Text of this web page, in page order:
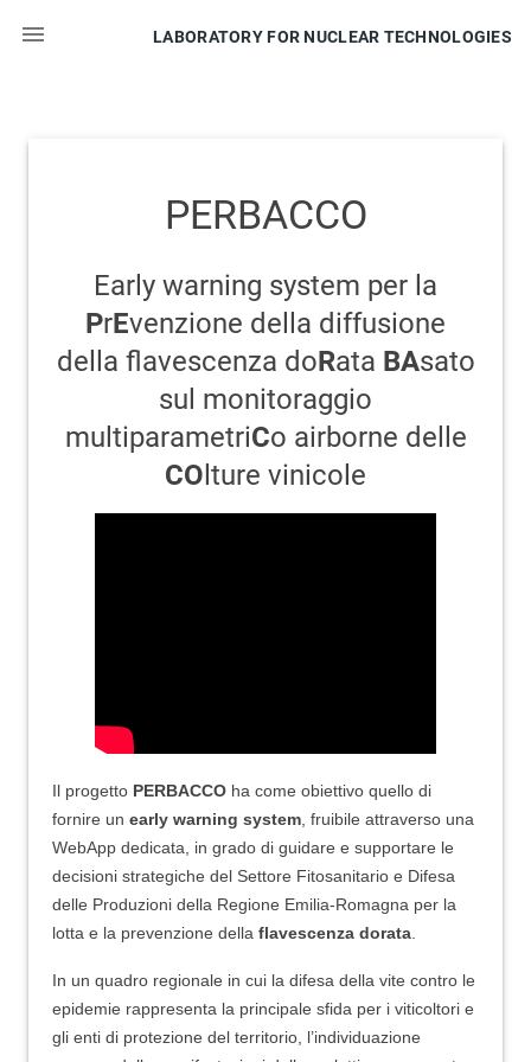
 LABORATORY FOR NUCLEAR TECHNOLOGIES
PERBACCO
Early warning system per la
PrEvenzione della diffusione
della flavescenza doRata BAsato
sul monitoraggio
multiparametriCo airborne delle
COlture vinicole
Il progetto PERBACCO ha come obiettivo quello di
fornire un early warning system, fruibile attraverso una
WebApp dedicata, in grado di guidare e supportare le
decisioni strategiche del Settore Fitosanitario e Difesa
delle Produzioni della Regione Emilia-Romagna per la
lotta e la prevenzione della flavescenza dorata.
In un quadro regionale in cui la difesa della vite contro le
epidemie rappresenta la principale sfida per i viticoltori e
gli enti di protezione del territorio, l’individuazione